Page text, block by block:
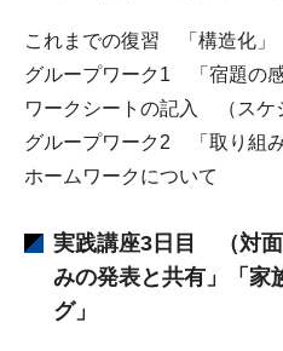
これまでの復習 「構造化」
グループワーク1 「宿題の感
ワークシートの記入 （スケ
グループワーク2 「取り組み
ホームワークについて
実践講座3日目 （対
みの発表と共有」「家
グ」